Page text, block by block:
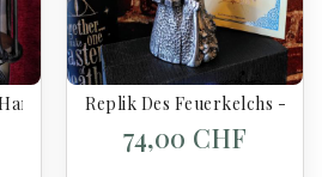
PotterReplik Des Feuerkelchs -
74,00 CHF